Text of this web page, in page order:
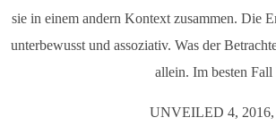
sie in einem andern Kontext zusammen. Die
unterbewusst und assoziativ. Was der
allein. Im besten Fall
UNVEILED 4, 2016,